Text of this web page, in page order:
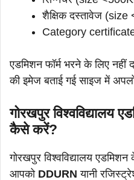
शैक्षिक दस्तावेज
Category
एडमिशन फॉर्म भरने के लिए नहीं
की इमेज बताई गई साइज में
गोरखपुर विश्वविद्यालय
कैसे करें?
गोरखपुर विश्वविद्यालय
आपको DDURNयानी